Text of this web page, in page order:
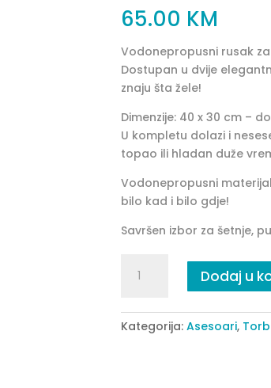
65.00 KM
Vodonepropusni rusak
Dostupan u dvije
znaju šta žele!
Dimenzije: 40 x 30 cm –
U kompletu dolazi i
topao ili hladan duže
Vodonepropusni
bilo kad i bilo gdje!
Savršen izbor za šetnje,
VODONEPROPUSNI-
SIVI
Dodaj u
Kategorija: Asesoari,